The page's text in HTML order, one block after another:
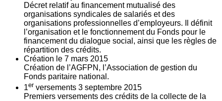
Décret relatif au financement mutualisé des
organisations syndicales de salariés et des
organisations professionnelles d’employeurs. Il définit
l’organisation et le fonctionnement du Fonds pour le
financement du dialogue social, ainsi que les règles de
répartition des crédits.
Création le 7 mars 2015
Création de l’AGFPN, l’Association de gestion du
Fonds paritaire national.
1er versements 3 septembre 2015
Premiers versements des crédits de la collecte de la